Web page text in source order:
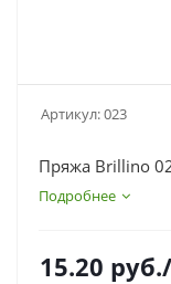
Артикул:023
Пряжа Brillino
Подробнее
15.20 руб.